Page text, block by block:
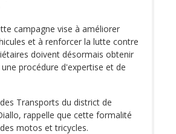
campagne vise à améliorer
et à renforcer la lutte contre
doivent désormais obtenir
procédure d'expertise et de
Transports du district de
rappelle que cette formalité
motos et tricycles.